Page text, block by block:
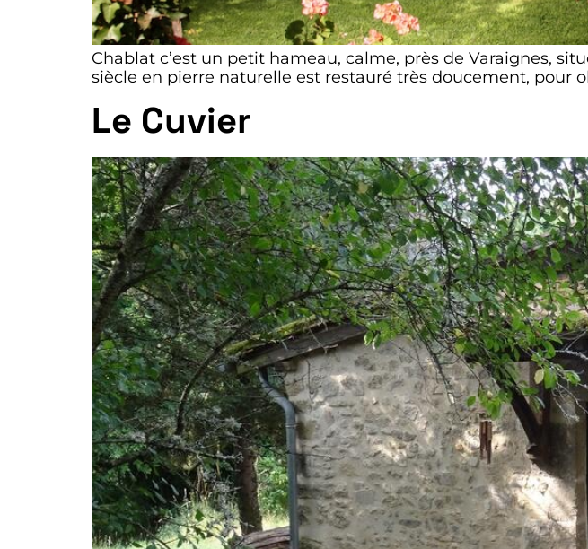
Chablat c’est un petit hameau, calme, près de Varaignes,
siècle en pierre naturelle est restauré très doucement, pour
Le Cuvier